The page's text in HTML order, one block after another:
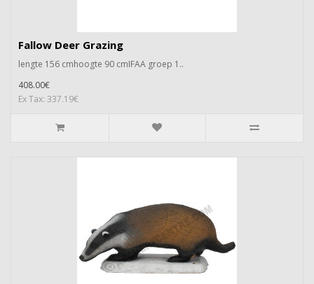
Fallow Deer Grazing
lengte 156 cmhoogte 90 cmIFAA groep 1..
408.00€
Ex Tax: 337.19€